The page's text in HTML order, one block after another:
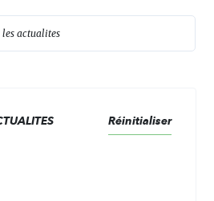
Réinitialiser